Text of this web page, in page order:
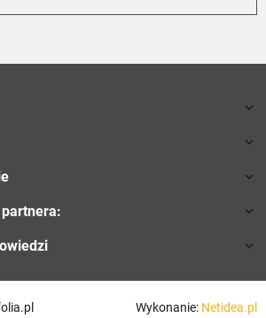





Wykonanie: Netidea.pl